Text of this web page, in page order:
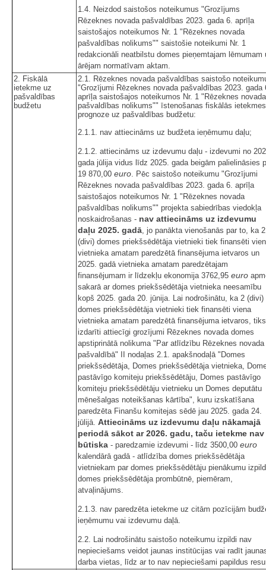
1.4. Neizdod saistošos noteikumus "Grozījums
Rēzeknes novada pašvaldības 2023. gada 6. aprīļa
saistošajos noteikumos Nr. 1 "Rēzeknes novada
pašvaldības nolikums"" saistošie noteikumi Nr. 1
redakcionāli neatbilstu domes pieņemtajam lēmumam
ārējam normatīvam aktam.
2. Fiskālā
ietekme uz
pašvaldības
budžetu
2.1. Rēzeknes novada pašvaldības saistošo
"Grozījumi Rēzeknes novada pašvaldības 2023. gada
aprīļa saistošajos noteikumos Nr. 1 "Rēzeknes novada
pašvaldības nolikums"" īstenošanas fiskālās ietekmes
prognoze uz pašvaldības budžetu:
2.1.1. nav attiecināms uz budžeta ieņēmumu daļu;
2.1.2. attiecināms uz izdevumu daļu - izdevumi no
gada jūlija vidus līdz 2025. gada beigām palielināsies
19 870,00 euro. Pēc saistošo noteikumu "Grozījumi
Rēzeknes novada pašvaldības 2023. gada 6. aprīļa
saistošajos noteikumos Nr. 1 "Rēzeknes novada
pašvaldības nolikums"" projekta sabiedrības viedokļa
noskaidrošanas - nav attiecināms uz izdevumu
daļu 2025. gadā, jo panākta vienošanās par to, ka 2
(divi) domes priekšsēdētāja vietnieki tiek finansēti
vietnieka amatam paredzētā finansējuma ietvaros un
2025. gadā vietnieka amatam paredzētajam
finansējumam ir līdzekļu ekonomija 3762,95 euro
sakarā ar domes priekšsēdētāja vietnieka neesamību
kopš 2025. gada 20. jūnija. Lai nodrošinātu, ka 2 (divi)
domes priekšsēdētāja vietnieki tiek finansēti viena
vietnieka amatam paredzētā finansējuma ietvaros, tiks
izdarīti attiecīgi grozījumi Rēzeknes novada domes
apstiprinātā nolikuma "Par atlīdzību Rēzeknes novada
pašvaldībā" II nodaļas 2.1. apakšnodaļā "Domes
priekšsēdētāja, Domes priekšsēdētāja vietnieka,
pastāvīgo komiteju priekšsēdētāju, Domes pastāvīgo
komiteju priekšsēdētāju vietnieku un Domes deputātu
mēnešalgas noteikšanas kārtība", kuru izskatīšana
paredzēta Finanšu komitejas sēdē jau 2025. gada 24.
jūlijā. Attiecināms uz izdevumu daļu nākamajā
periodā sākot ar 2026. gadu, taču ietekme nav
būtiska - paredzamie izdevumi - līdz 3500,00 euro
kalendārā gadā - atlīdzība domes priekšsēdētāja
vietniekam par domes priekšsēdētāju pienākumu
domes priekšsēdētāja prombūtnē, piemēram,
atvaļinājums.
2.1.3. nav paredzēta ietekme uz citām pozīcijām
ieņēmumu vai izdevumu daļā.
2.2. Lai nodrošinātu saistošo noteikumu izpildi nav
nepieciešams veidot jaunas institūcijas vai radīt
darba vietas, līdz ar to nav nepieciešami papildus